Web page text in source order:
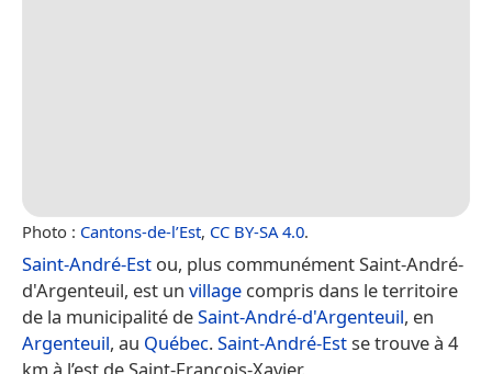
Photo : Cantons-de-l’Est, CC BY-SA 4.0.
Saint-André-Est ou, plus communément Saint-André-
d'Argenteuil, est un village compris dans le territoire
de la municipalité deSaint-André-d'Argenteuil, en
Argenteuil, au Québec.Saint-André-Estse trouve à 4